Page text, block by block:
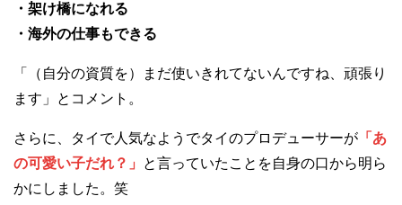
・架け橋になれる
・海外の仕事もできる
「（自分の資質を）まだ使いきれてないんですね、頑張り
ます」とコメント。
さらに、タイで人気なようでタイのプロデューサーが 「あ
の可愛い子だれ？」
と言っていたことを自身の口から明ら
かにしました。笑